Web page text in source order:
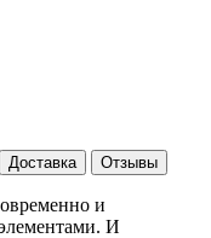
Доставка Отзывы
и
И